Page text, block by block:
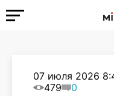
07 июля 2026
479
0